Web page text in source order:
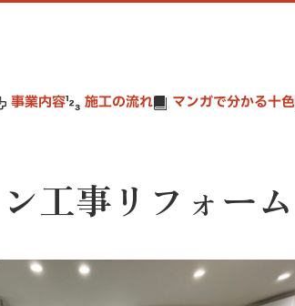
事業内容 施工の流れ マンガで分かる十色
工事リフォーム